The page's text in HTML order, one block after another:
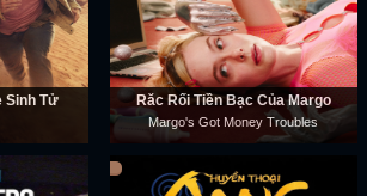
Sinh Tử Rắc Rối Tiền Bạc Của Margo
Margo's Got Money Troubles